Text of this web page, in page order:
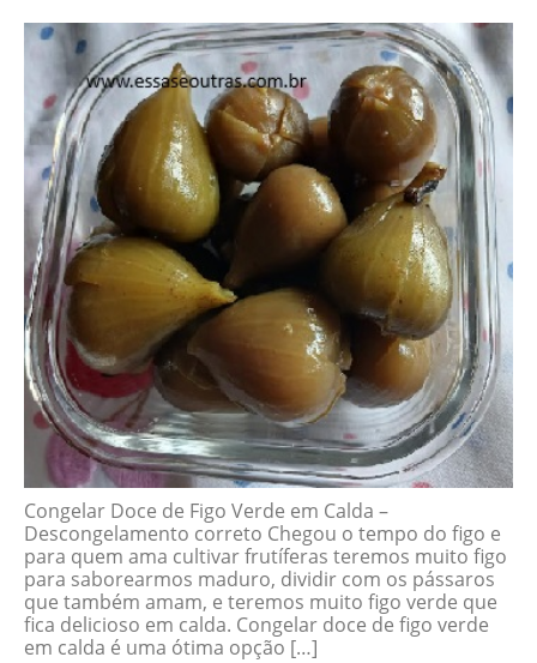
Congelar Doce de Figo Verde em Calda –
Descongelamento correto Chegou o tempo do figo e
para quem ama cultivar frutíferas teremos muito figo
para saborearmos maduro, dividir com os pássaros
que também amam, e teremos muito figo verde que
fica delicioso em calda. Congelar doce de figo verde
em calda é uma ótima opção […]